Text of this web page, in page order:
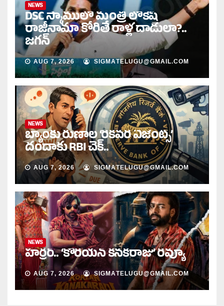
NEWS
DSC స్కాములో మంత్రి లోకేష్
రాజీనామా కోరితే రాళ్ల దాడులా?..
జగన్
AUG 7, 2026 SIGMATELUGU@GMAIL.COM
NEWS
బ్యాంకు రుణాల ‘రికవరీ ఏజెంట్స్’
దందాకు RBI చెక్..
AUG 7, 2026 SIGMATELUGU@GMAIL.COM
NEWS
హర్రర్.. ‘కొరియన్ కనకరాజు’ రివ్యూ
AUG 7, 2026 SIGMATELUGU@GMAIL.COM